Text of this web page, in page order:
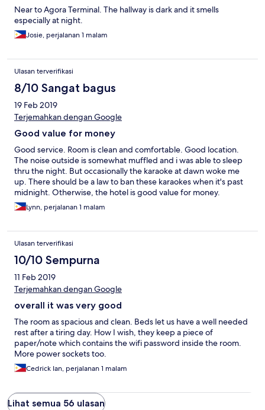
Near to Agora Terminal. The hallway is dark and it smells
especially at night.
Josie, perjalanan 1 malam
Ulasan terverifikasi
8/10 Sangat bagus
19 Feb 2019
Terjemahkan dengan Google
Good value for money
Good service. Room is clean and comfortable. Good location.
The noise outside is somewhat muffled and i was able to sleep
thru the night. But occasionally the karaoke at dawn woke me
up. There should be a law to ban these karaokes when it's past
midnight. Otherwise, the hotel is good value for money.
Lynn, perjalanan 1 malam
Ulasan terverifikasi
10/10 Sempurna
11 Feb 2019
Terjemahkan dengan Google
overall it was very good
The room as spacious and clean. Beds let us have a well needed
rest after a tiring day. How I wish, they keep a piece of
paper/note which contains the wifi password inside the room.
More power sockets too.
Cedrick Ian, perjalanan 1 malam
Lihat semua 56 ulasan